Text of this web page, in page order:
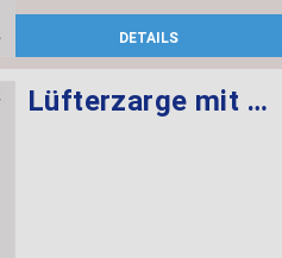
DETAILS
Lüfterzarge mit Lüfter 850W